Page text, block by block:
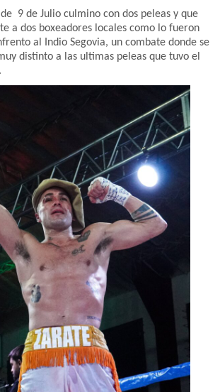
9 de Julio culmino con dos peleas y que
a dos boxeadores locales como lo fueron
al Indio Segovia, un combate donde se
distinto a las ultimas peleas que tuvo el